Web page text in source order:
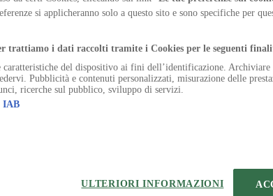
BRACCO, 6, 20159, MILANO - ITALY
- REA di Milano 116 978 6
si applicheranno solo a questo sito e sono specifiche per
trattiamo i dati raccolti tramite i Cookies per le seguenti
caratteristiche del dispositivo ai fini dell’identificazione.
Pubblicità e contenuti personalizzati, misurazione delle
ricerche sul pubblico, sviluppo di servizi.
IAB
ULTERIORI INFORMAZIONI